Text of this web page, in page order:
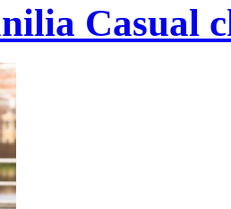
Casual